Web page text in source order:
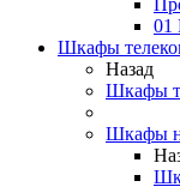
01
Шкафы
Назад
Шкафы
Шкафы